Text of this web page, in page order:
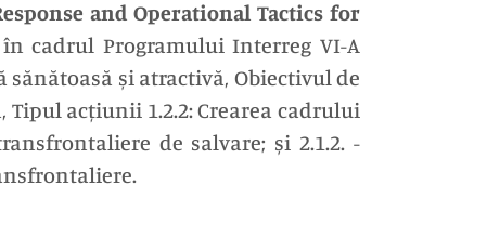
and Operational Tactics for
în cadrul Programului Interreg VI-A
sănătoasă și atractivă, Obiectivul de
acțiunii 1.2.2: Crearea cadrului
de salvare; și 2.1.2. -